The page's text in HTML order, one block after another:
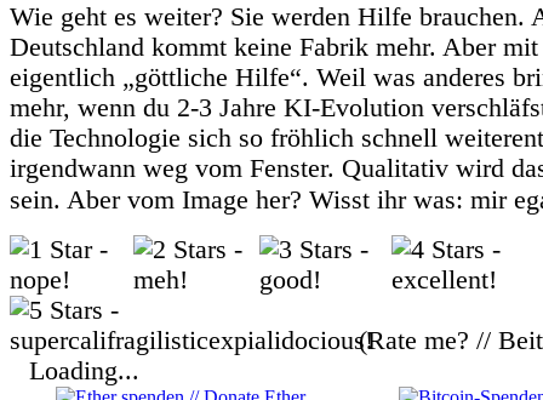
Wie geht es weiter? Sie werden Hilfe brauchen.
Deutschland kommt keine Fabrik mehr. Aber
eigentlich „göttliche Hilfe“. Weil was anderes
mehr, wenn du 2-3 Jahre KI-Evolution
die Technologie sich so fröhlich schnell
irgendwann weg vom Fenster. Qualitativ wird
sein. Aber vom Image her? Wisst ihr was: mir
(Rate me? //
Loading...